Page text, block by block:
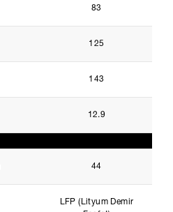
83
125
143
12.9
44
LFP (Lityum Demir